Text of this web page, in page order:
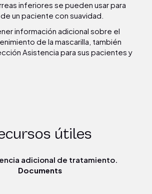
inferiores se pueden usar para
un paciente con suavidad.
información adicional sobre el
de la mascarilla, también
Asistencia para sus pacientes y
útiles
adicional de tratamiento.
Documents